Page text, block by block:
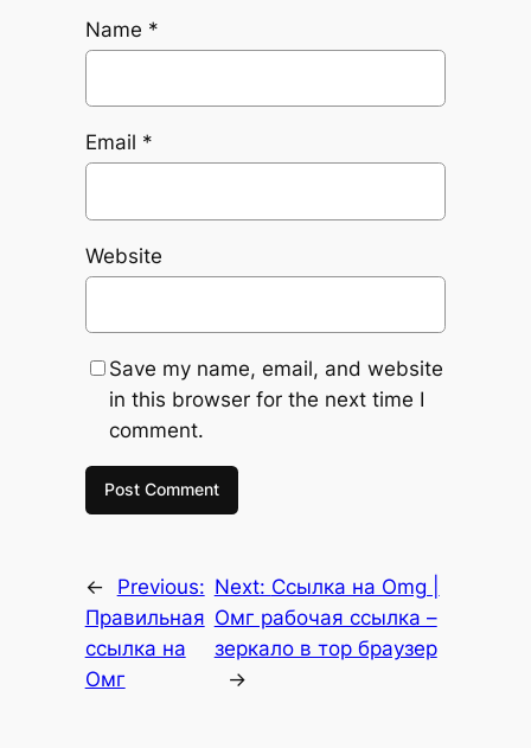
Name *
Email *
Website
Save my name, email, and website
in this browser for the next time I
comment.
←
Previous:
Правильная
ссылка на
Омг
Next: Ссылка на Omg |
Омг рабочая ссылка –
зеркало в тор браузер
→